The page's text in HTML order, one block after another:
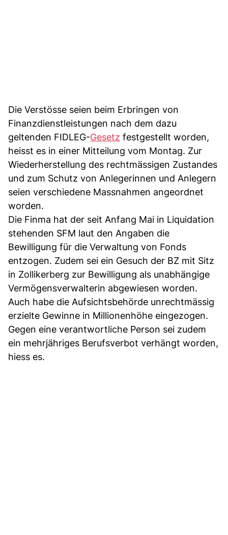
Die Verstösse seien beim Erbringen von
Finanzdienstleistungen nach dem dazu
geltenden FIDLEG-Gesetz festgestellt worden,
heisst es in einer Mitteilung vom Montag. Zur
Wiederherstellung des rechtmässigen Zustandes
und zum Schutz von Anlegerinnen und Anlegern
seien verschiedene Massnahmen angeordnet
worden.
Die Finma hat der seit Anfang Mai in Liquidation
stehenden SFM laut den Angaben die
Bewilligung für die Verwaltung von Fonds
entzogen. Zudem sei ein Gesuch der BZ mit Sitz
in Zollikerberg zur Bewilligung als unabhängige
Vermögensverwalterin abgewiesen worden.
Auch habe die Aufsichtsbehörde unrechtmässig
erzielte Gewinne in Millionenhöhe eingezogen.
Gegen eine verantwortliche Person sei zudem
ein mehrjähriges Berufsverbot verhängt worden,
hiess es.